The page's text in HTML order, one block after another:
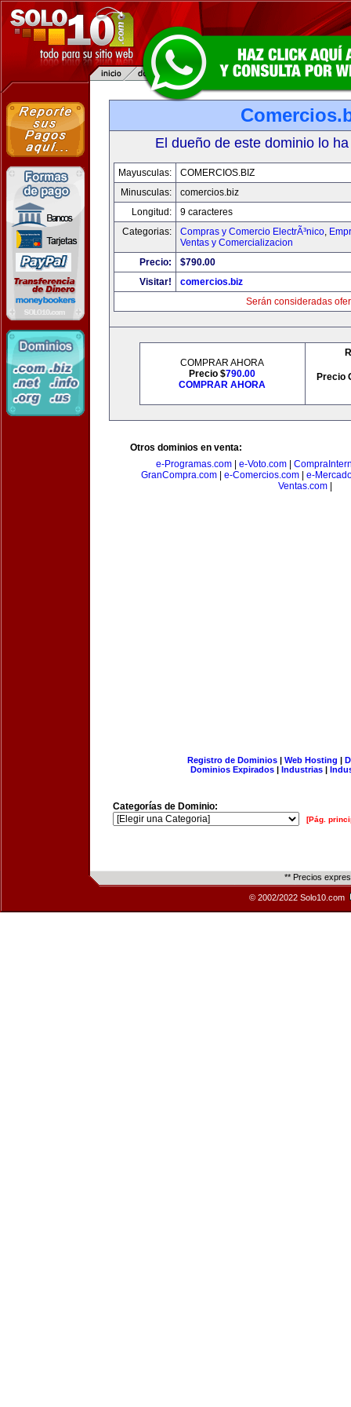
El dueño de este dominio lo
Mayusculas:
COMERCIOS.BIZ
Minusculas:
comercios.biz
Longitud:
9 caracteres
Categorias:
Compras y Comercio ElectrÃ³nico,
Ventas y Comercializacion
Precio:
$790.00
Visitar!
comercios.biz
Serán consideradas
COMPRAR AHORA
Precio $790.00
COMPRAR AHORA
Precio
Otros dominios en venta:
e-Programas.com
e-Voto.com
GranCompra.com
e-Comercios.com
e-
Ventas.com|
Registro de Dominios| Web Hosting |
Dominios Expirados | Industrias |
Categorías de Dominio:
[Pág.
** Precios
© 2002/2022 Solo10.com